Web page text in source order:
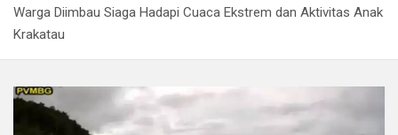
Kapolda Sumsel Tekankan Tiga Langkah Cegah
Kejahatan Siber Lewat Program Paham AI
Satpol PP Bandung Tertibkan 645 Bangunan Liar dalam
Polisi Bongkar Dugaan Peredaran Sabu di Bengkulu,
Puluhan Gram Narkotika Disita
Warga Diimbau Siaga Hadapi Cuaca Ekstrem dan Aktivitas Anak
Krakatau